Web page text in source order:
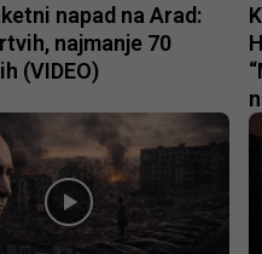
napad na Arad:
najmanje 70
(VIDEO)